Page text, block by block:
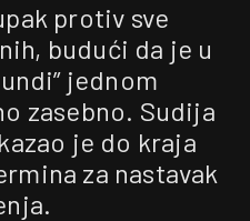
protiv sve
budući da je u
jednom
zasebno. Sudija
je do kraja
za nastavak